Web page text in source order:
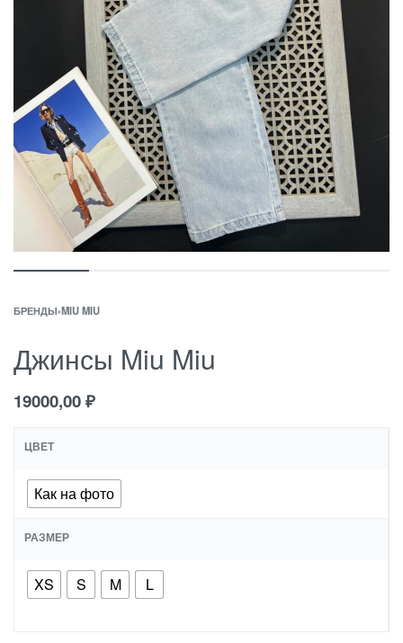
БРЕНДЫ›MIU MIU
Джинсы Miu Miu
19000,00₽
ЦВЕТ
Как на фото
РАЗМЕР
XS S M L